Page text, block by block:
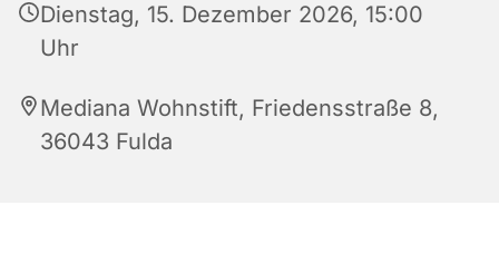
Dienstag, 15. Dezember 2026, 15:00
Uhr
Mediana Wohnstift, Friedensstraße 8,
36043 Fulda